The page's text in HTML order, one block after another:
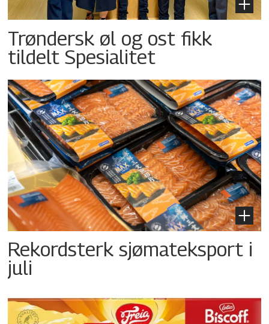
Trøndersk øl og ost fikk
tildelt Spesialitet
Rekordsterk sjømateksport i
juli